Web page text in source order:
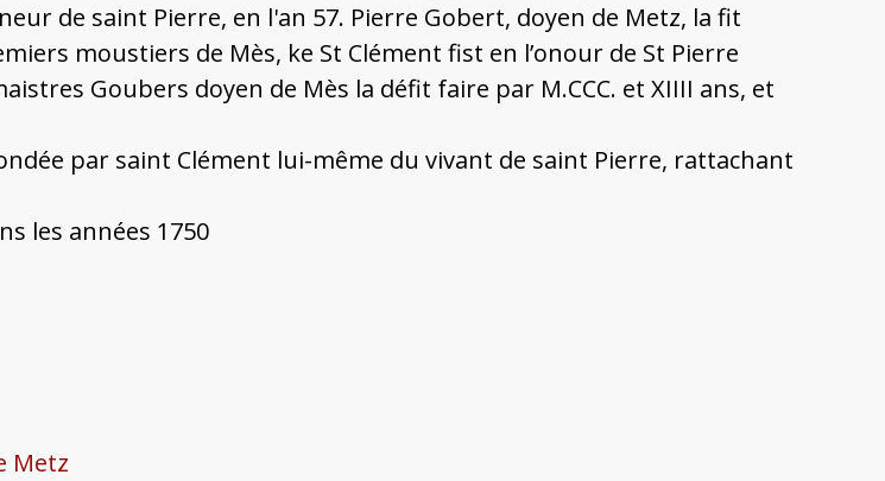
de saint Pierre, en l'an 57. Pierre Gobert, doyen de Metz, la fit
moustiers de Mès, ke St Clément fist en l’onour de St Pierre
Goubers doyen de Mès la défit faire par M.CCC. et XIIII ans, et
par saint Clément lui-même du vivant de saint Pierre, rattachant
les années 1750
Metz